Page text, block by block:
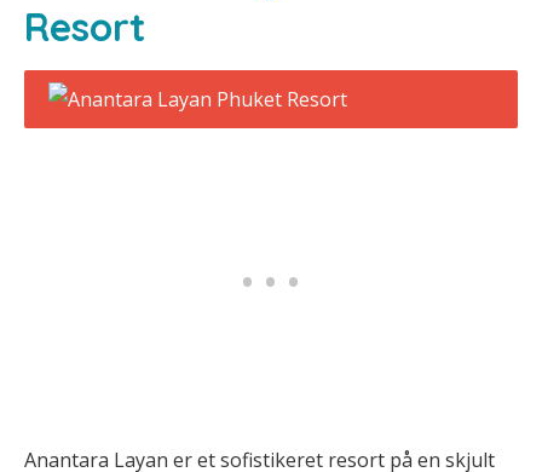
Resort
Anantara Layan er et sofistikeret resort på en skjult